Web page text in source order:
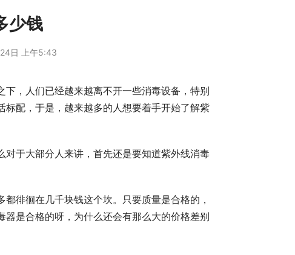
少钱
日 上午5:43
，人们已经越来越离不开一些消毒设备，特别
配，于是，越来越多的人想要着手开始了解紫
于大部分人来讲，首先还是要知道紫外线消毒
徘徊在几千块钱这个坎。只要质量是合格的，
是合格的呀，为什么还会有那么大的价格差别